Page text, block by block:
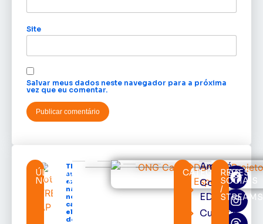
Site
Salvar meus dados neste navegador para a próxima
vez que eu comentar.
ÚLTIMAS
NOTÍCIAS
TRE-AP
suspende
expediente
na sede e
nos
cartórios
eleitorais
de todo o
CATEGORIAS
Amapá
Cortes
EDcast
Cultura
REDES
SOCIAIS
/
STREAMS